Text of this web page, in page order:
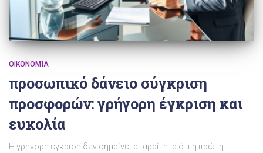
ΟΙΚΟΝΟΜΊΑ
προσωπικό δάνειο σύγκριση
προσφορών: γρήγορη έγκριση και
ευκολία
Η γρήγορη έγκριση δεν σημαίνει απαραίτητα ότι η πρώτη